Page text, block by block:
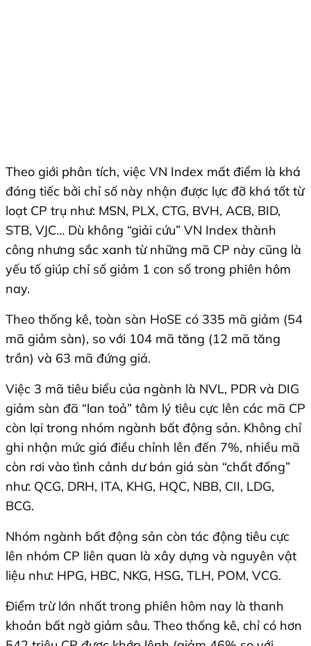
Theo giới phân tích, việc VN Index mất điểm là khá
đáng tiếc bởi chỉ số này nhận được lực đỡ khá tốt từ
loạt CP trụ như: MSN, PLX, CTG, BVH, ACB, BID,
STB, VJC… Dù không “giải cứu” VN Index thành
công nhưng sắc xanh từ những mã CP này cũng là
yếu tố giúp chỉ số giảm 1 con số trong phiên hôm
nay.
Theo thống kê, toàn sàn HoSE có 335 mã giảm (54
mã giảm sàn), so với 104 mã tăng (12 mã tăng
trần) và 63 mã đứng giá.
Việc 3 mã tiêu biểu của ngành là NVL, PDR và DIG
giảm sàn đã “lan toả” tâm lý tiêu cực lên các mã CP
còn lại trong nhóm ngành bất động sản. Không chỉ
ghi nhận mức giá điều chỉnh lên đến 7%, nhiều mã
còn rơi vào tình cảnh dư bán giá sàn “chất đống”
như: QCG, DRH, ITA, KHG, HQC, NBB, CII, LDG,
BCG.
Nhóm ngành bất động sản còn tác động tiêu cực
lên nhóm CP liên quan là xây dựng và nguyên vật
liệu như: HPG, HBC, NKG, HSG, TLH, POM, VCG.
Điểm trừ lớn nhất trong phiên hôm nay là thanh
khoản bất ngờ giảm sâu. Theo thống kê, chỉ có hơn